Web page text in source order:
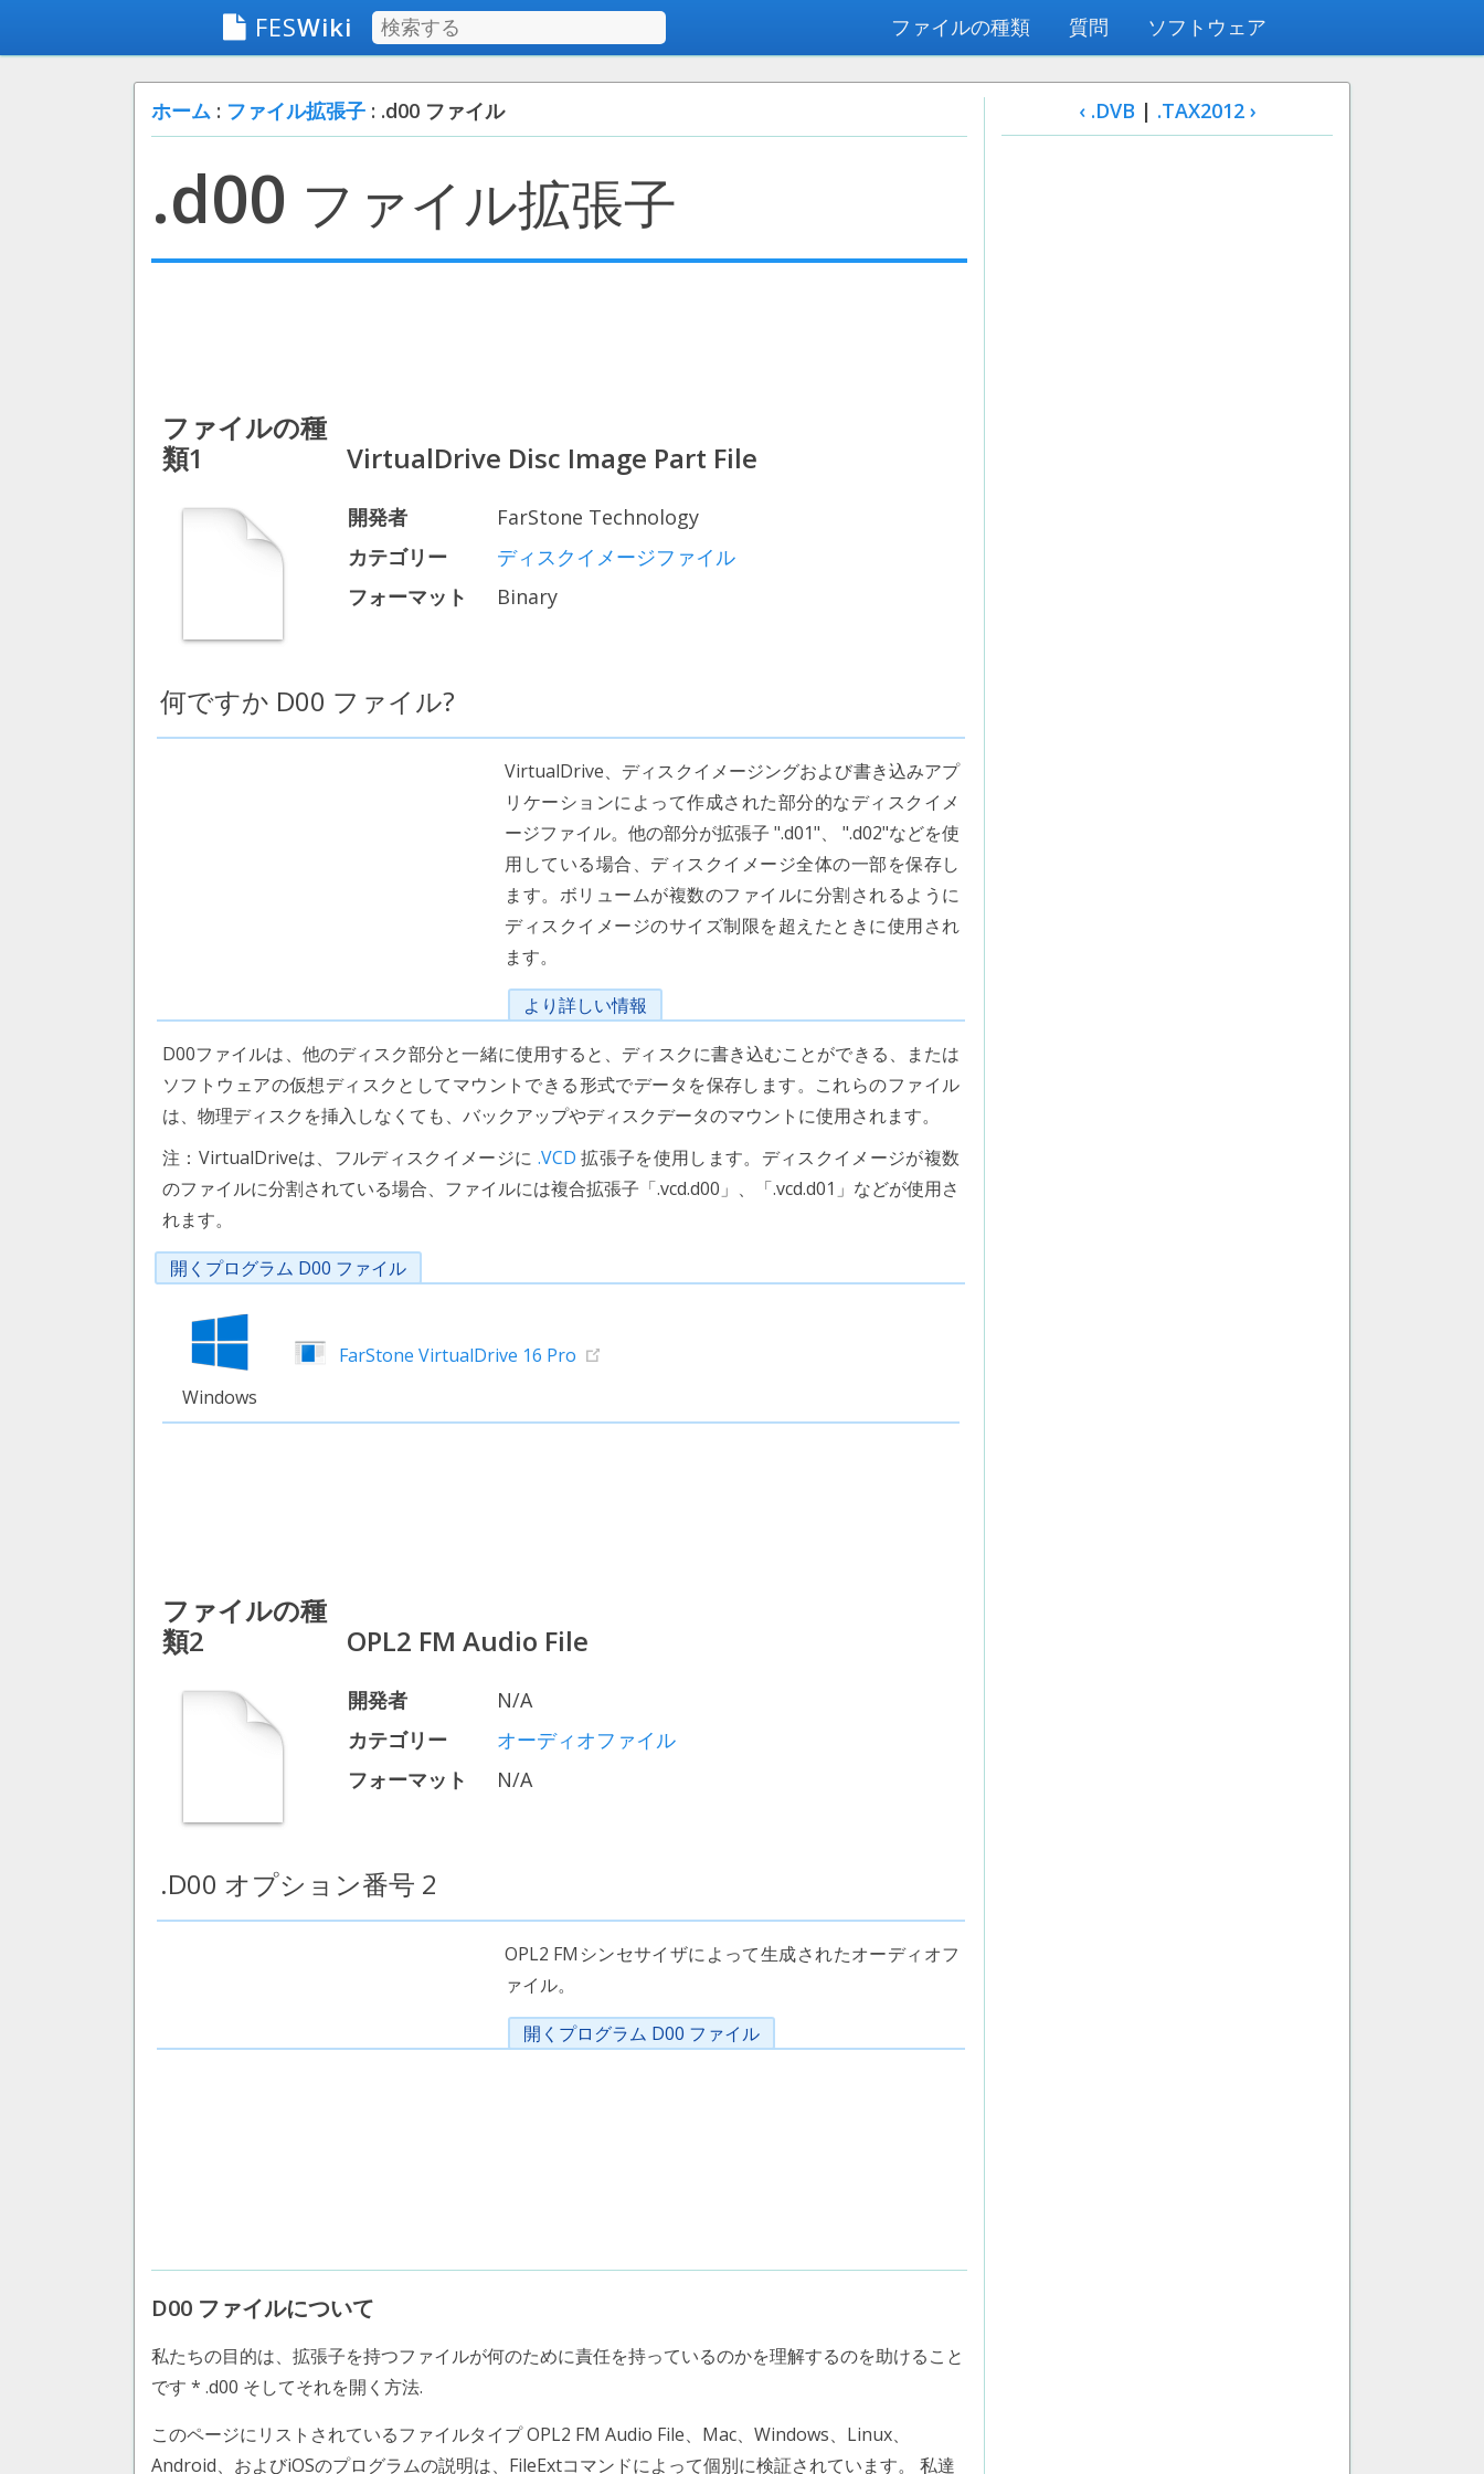
FESWiki ファイルの種類 質問 ソフトウェア
ホーム : ファイル拡張子 : .d00 ファイル
.d00 ファイル拡張子
ファイルの種
類1
VirtualDrive Disc Image Part File
開発者
FarStone Technology
カテゴリー
ディスクイメージファイル
フォーマット
Binary
何ですか D00 ファイル?
VirtualDrive、ディスクイメージングおよび書き込みアプ
リケーションによって作成された部分的なディスクイメ
ージファイル。他の部分が拡張子 ".d01"、 ".d02"などを使
用している場合、ディスクイメージ全体の一部を保存し
ます。ボリュームが複数のファイルに分割されるように
ディスクイメージのサイズ制限を超えたときに使用され
ます。
より詳しい情報
D00ファイルは、他のディスク部分と一緒に使用すると、ディスクに書き込むことができる、または
ソフトウェアの仮想ディスクとしてマウントできる形式でデータを保存します。これらのファイル
は、物理ディスクを挿入しなくても、バックアップやディスクデータのマウントに使用されます。
注：VirtualDriveは、フルディスクイメージに .VCD 拡張子を使用します。ディスクイメージが複数
のファイルに分割されている場合、ファイルには複合拡張子「.vcd.d00」、「.vcd.d01」などが使用さ
れます。
開くプログラム D00 ファイル
Windows
FarStone VirtualDrive 16 Pro
ファイルの種
類2
OPL2 FM Audio File
開発者
N/A
カテゴリー
オーディオファイル
フォーマット
N/A
.D00 オプション番号 2
OPL2 FMシンセサイザによって生成されたオーディオフ
ァイル。
開くプログラム D00 ファイル
D00 ファイルについて
私たちの目的は、拡張子を持つファイルが何のために責任を持っているのかを理解するのを助けること
です * .d00 そしてそれを開く方法.
このページにリストされているファイルタイプ OPL2 FM Audio File、Mac、Windows、Linux、
Android、およびiOSのプログラムの説明は、FileExtコマンドによって個別に検証されています。 私達
‹ .DVB | .TAX2012 ›